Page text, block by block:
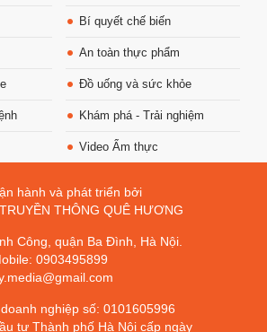
Bí quyết chế biến
An toàn thực phẩm
Đồ uống và sức khỏe
Khám phá - Trải nghiệm
Video Ẩm thực
hành và phát triển bởi
THÔNG QUÊ HƯƠNG
Công, quận Ba Đình, Hà Nội.
0903495899
nghiệp số: 0101605996
tư Thành phố Hà Nội cấp ngày